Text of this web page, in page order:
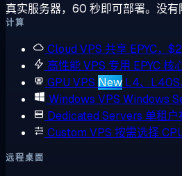
真实服务器，60 秒即可部署。没有
计算
Cloud VPS 共享 EPYC，
高性能 VPS 专用 EPYC 核
GPU VPS New L4、L40S
Windows VPS Windows
Dedicated Servers 单租户
Custom VPS 按需选择
远程桌面